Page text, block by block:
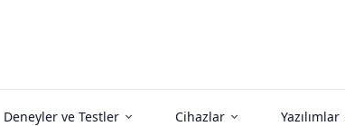
Deneyler ve Testler Cihazlar Yazılımlar